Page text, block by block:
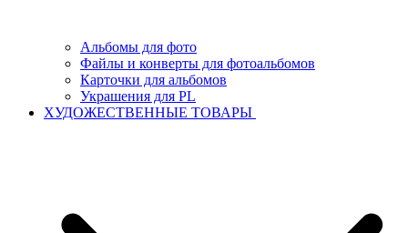
Альбомы для фото
Файлы и конверты для фотоальбомов
Карточки для альбомов
Украшения для PL
ХУДОЖЕСТВЕННЫЕ ТОВАРЫ